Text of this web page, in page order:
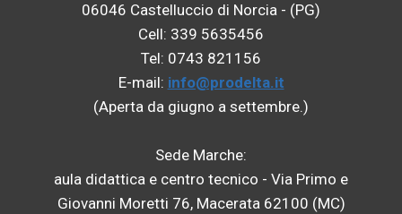
06046 Castelluccio di Norcia - (PG)
Cell: 339 5635456
Tel: 0743 821156
E-mail: info@prodelta.it
(Aperta da giugno a settembre.)
Sede Marche:
aula didattica e centro tecnico - Via Primo e
Giovanni Moretti 76, Macerata 62100 (MC)